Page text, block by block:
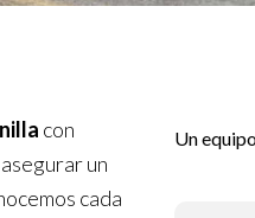
con
un
cada
Un